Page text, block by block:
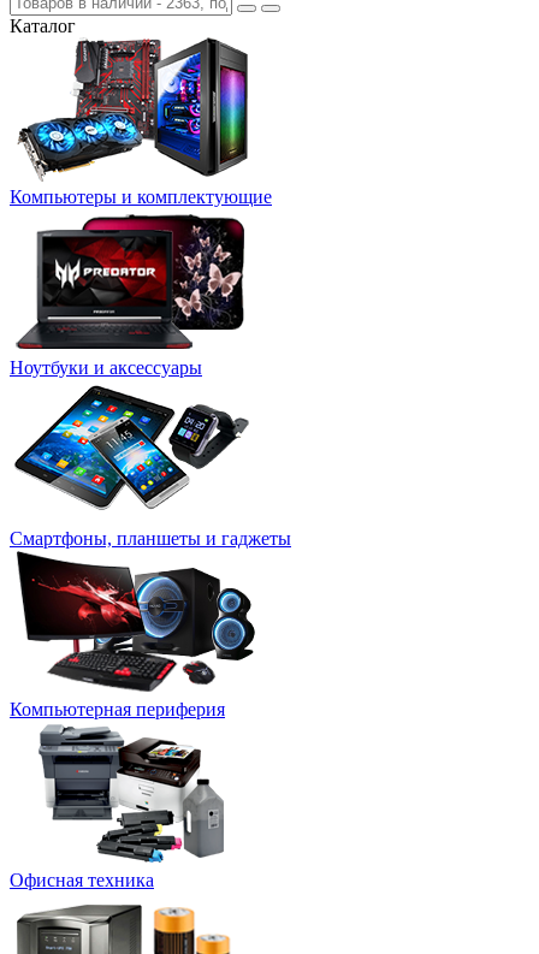
Каталог
Компьютеры и комплектующие
Ноутбуки и аксессуары
Смартфоны, планшеты и гаджеты
Компьютерная периферия
Офисная техника